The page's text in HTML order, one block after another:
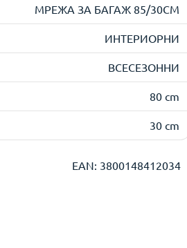
МРЕЖА ЗА БАГАЖ 85/30СМ
ИНТЕРИОРНИ
ВСЕСЕЗОННИ
80 cm
30 cm
EAN: 3800148412034